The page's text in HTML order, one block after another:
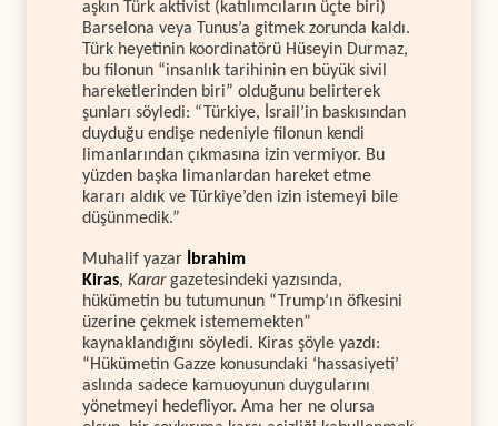
aşkın Türk aktivist (katılımcıların üçte biri)
Barselona veya Tunus’a gitmek zorunda kaldı.
Türk heyetinin koordinatörü Hüseyin Durmaz,
bu filonun “insanlık tarihinin en büyük sivil
hareketlerinden biri” olduğunu belirterek
şunları söyledi: “Türkiye, İsrail’in baskısından
duyduğu endişe nedeniyle filonun kendi
limanlarından çıkmasına izin vermiyor. Bu
yüzden başka limanlardan hareket etme
kararı aldık ve Türkiye’den izin istemeyi bile
düşünmedik.”
Muhalif yazar
İbrahim
Kiras, Karargazetesindeki yazısında,
hükümetin bu tutumunun “Trump’ın öfkesini
üzerine çekmek istememekten”
kaynaklandığını söyledi. Kiras şöyle yazdı:
“Hükümetin Gazze konusundaki ‘hassasiyeti’
aslında sadece kamuoyunun duygularını
yönetmeyi hedefliyor. Ama her ne olursa